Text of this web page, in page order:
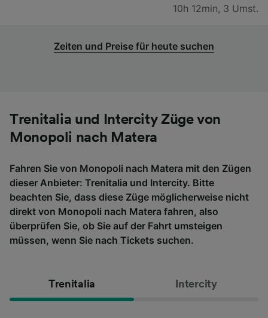
10h 12min, 3 Umst.
Zeiten und Preise für heute suchen
Trenitalia und Intercity Züge von
Monopoli nach Matera
Fahren Sie von Monopoli nach Matera mit den Zügen
dieser Anbieter: Trenitalia und Intercity. Bitte
beachten Sie, dass diese Züge möglicherweise nicht
direkt von Monopoli nach Matera fahren, also
überprüfen Sie, ob Sie auf der Fahrt umsteigen
müssen, wenn Sie nach Tickets suchen.
Trenitalia Intercity